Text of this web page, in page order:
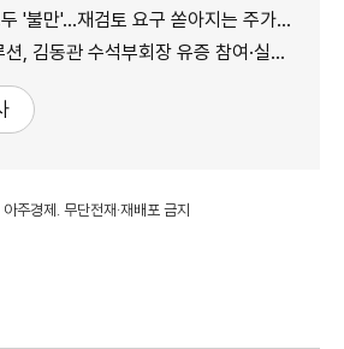
재검토 요구 쏟아지는 주가누르기 방지 세제개편안
수석부회장 유증 참여·실적 개선 기대에 16% 강세
주경제. 무단전재·재배포 금지